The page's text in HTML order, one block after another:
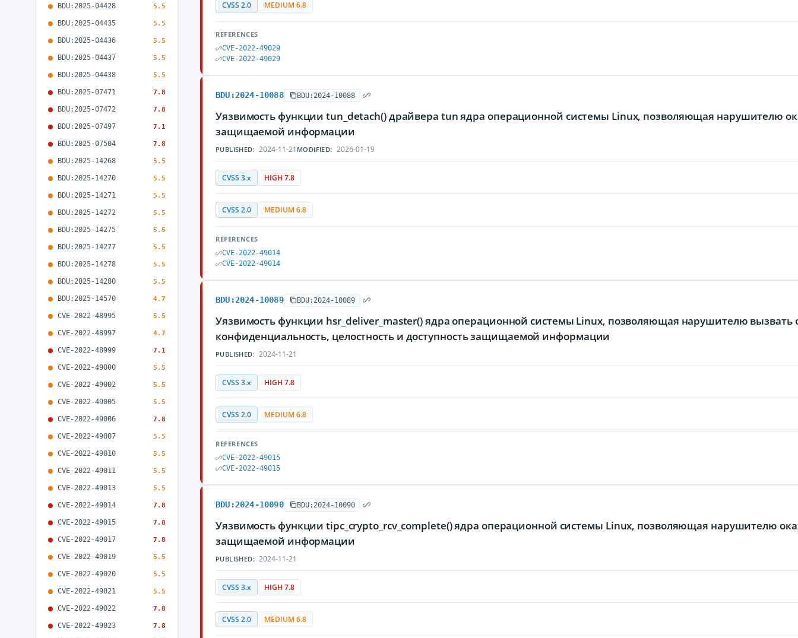
BDU:2025-04428 5.5
BDU:2025-04435 5.5
BDU:2025-04436 5.5
BDU:2025-04437 5.5
BDU:2025-04438 5.5
BDU:2025-07471 7.8
BDU:2025-07472 7.8
BDU:2025-07497 7.1
BDU:2025-07504 7.8
BDU:2025-14268 5.5
BDU:2025-14270 5.5
BDU:2025-14271 5.5
BDU:2025-14272 5.5
BDU:2025-14275 5.5
BDU:2025-14277 5.5
BDU:2025-14278 5.5
BDU:2025-14280 5.5
BDU:2025-14570 4.7
CVE-2022-48995 5.5
CVE-2022-48997 4.7
CVE-2022-48999 7.1
CVE-2022-49000 5.5
CVE-2022-49002 5.5
CVE-2022-49005 5.5
CVE-2022-49006 7.8
CVE-2022-49007 5.5
CVE-2022-49010 5.5
CVE-2022-49011 5.5
CVE-2022-49013 5.5
CVE-2022-49014 7.8
CVE-2022-49015 7.8
CVE-2022-49017 7.8
CVE-2022-49019 5.5
CVE-2022-49020 5.5
CVE-2022-49021 5.5
CVE-2022-49022 7.8
CVE-2022-49023 7.8
CVSS 2.0 MEDIUM 6.8
REFERENCES
CVE-2022-49029
CVE-2022-49029
BDU:2024-10088 BDU:2024-10088
Уязвимость функции tun_detach() драйвера tun ядра операционной системы Linux, позволяющая нарушителю
защищаемой информации
PUBLISHED: 2024-11-21 MODIFIED: 2026-01-19
CVSS 3.x HIGH 7.8
CVSS 2.0 MEDIUM 6.8
REFERENCES
CVE-2022-49014
CVE-2022-49014
BDU:2024-10089 BDU:2024-10089
Уязвимость функции hsr_deliver_master() ядра операционной системы Linux, позволяющая нарушителю
конфиденциальность, целостность и доступность защищаемой информации
PUBLISHED: 2024-11-21
CVSS 3.x HIGH 7.8
CVSS 2.0 MEDIUM 6.8
REFERENCES
CVE-2022-49015
CVE-2022-49015
BDU:2024-10090 BDU:2024-10090
Уязвимость функции tipc_crypto_rcv_complete() ядра операционной системы Linux, позволяющая нарушителю
защищаемой информации
PUBLISHED: 2024-11-21
CVSS 3.x HIGH 7.8
CVSS 2.0 MEDIUM 6.8